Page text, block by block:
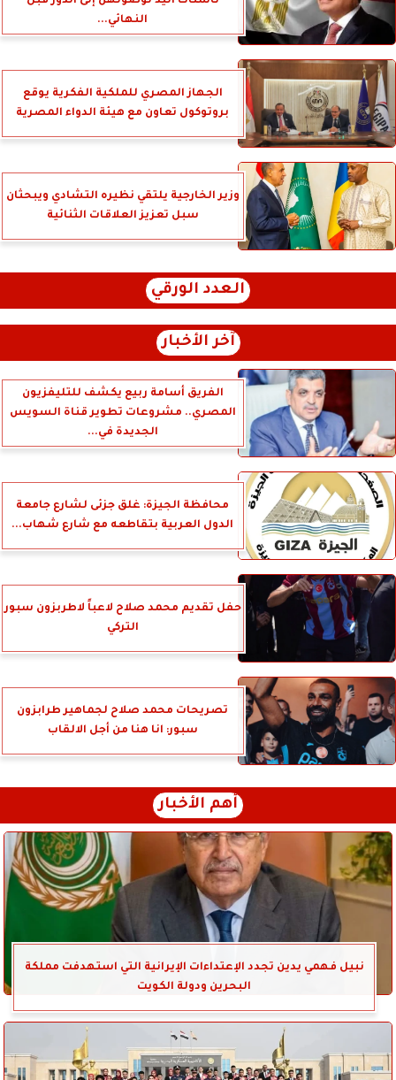
النهائي...
الجهاز المصري للملكية الفكرية يوقع
بروتوكول تعاون مع هيئة الدواء المصرية
وزير الخارجية يلتقي نظيره التشادي ويبحثان
سبل تعزيز العلاقات الثنائية
العدد الورقي
آخر الأخبار
الفريق أسامة ربيع يكشف للتليفزيون
المصري.. مشروعات تطوير قناة السويس
الجديدة في...
محافظة الجيزة: غلق جزئى لشارع جامعة
الدول العربية بتقاطعه مع شارع شهاب...
حفل تقديم محمد صلاح لاعباً لاطربزون سبور
التركي
تصريحات محمد صلاح لجماهير طرابزون
سبور: انا هنا من أجل الالقاب
أهم الأخبار
نبيل فهمي يدين تجدد الإعتداءات الإيرانية التي استهدفت مملكة
البحرين ودولة الكويت